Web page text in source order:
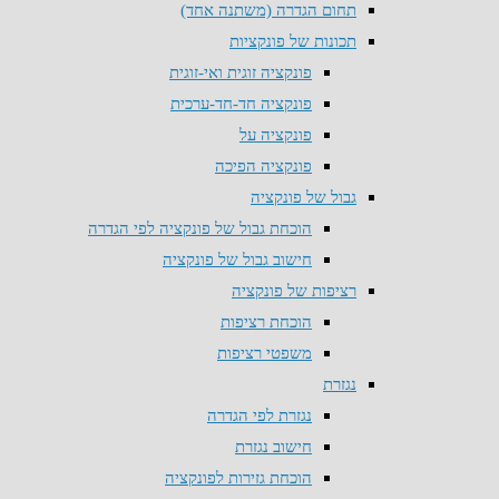
תחום הגדרה (משתנה אחד)
תכונות של פונקציות
פונקציה זוגית ואי-זוגית
פונקציה חד-חד-ערכית
פונקציה על
פונקציה הפיכה
גבול של פונקציה
הוכחת גבול של פונקציה לפי הגדרה
חישוב גבול של פונקציה
רציפות של פונקציה
הוכחת רציפות
משפטי רציפות
נגזרת
נגזרת לפי הגדרה
חישוב נגזרת
הוכחת גזירות לפונקציה